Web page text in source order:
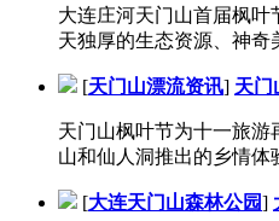
大连庄河天门山首届枫叶
天独厚的生态资源、神奇
[天门山漂流资讯] 天门
天门山枫叶节为十一旅
山和仙人洞推出的乡情体
[大连天门山森林公园]